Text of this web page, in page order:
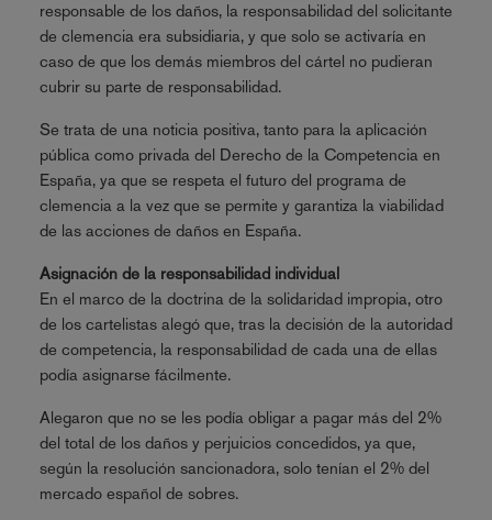
responsable de los daños, la responsabilidad del solicitante
de clemencia era subsidiaria, y que solo se activaría en
caso de que los demás miembros del cártel no pudieran
cubrir su parte de responsabilidad.
Se trata de una noticia positiva, tanto para la aplicación
pública como privada del Derecho de la Competencia en
España, ya que se respeta el futuro del programa de
clemencia a la vez que se permite y garantiza la viabilidad
de las acciones de daños en España.
Asignación de la responsabilidad individual
En el marco de la doctrina de la solidaridad impropia, otro
de los cartelistas alegó que, tras la decisión de la autoridad
de competencia, la responsabilidad de cada una de ellas
podía asignarse fácilmente.
Alegaron que no se les podía obligar a pagar más del 2%
del total de los daños y perjuicios concedidos, ya que,
según la resolución sancionadora, solo tenían el 2% del
mercado español de sobres.